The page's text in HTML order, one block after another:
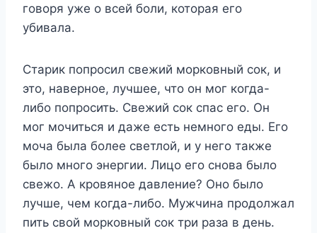
говоря уже о всей боли, которая его
убивала.
Старик попросил свежий морковный сок, и
это, наверное, лучшее, что он мог когда-
либо попросить. Свежий сок спас его. Он
мог мочиться и даже есть немного еды. Его
моча была более светлой, и у него также
было много энергии. Лицо его снова было
свежо. А кровяное давление? Оно было
лучше, чем когда-либо. Мужчина продолжал
пить свой морковный сок три раза в день.